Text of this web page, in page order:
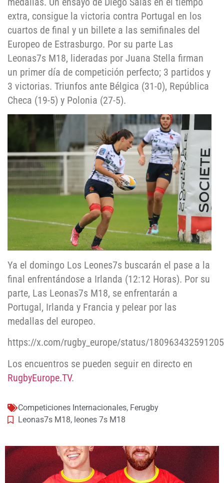
extra, consigue la victoria contra Portugal en los
cuartos de final y un billete a las semifinales del
Europeo de Estrasburgo. Por su parte Las
Leonas7s M18, lideradas por Juana Stella firman
un primer día de competición perfecto; 3 partidos y
3 victorias. Triunfos ante Bélgica (31-0), República
Checa (19-5) y Polonia (27-5).
Ya el domingo Los Leones7s buscarán el pase a la
final enfrentándose a Irlanda (12:12 Horas). Por su
parte, Las Leonas7s M18, se enfrentarán a
Portugal, Irlanda y Francia y pelear por las
medallas del europeo.
https://x.com/rugby_europe/status/
Los encuentros se pueden seguir en directo en
RugbyEurope.TV.
Competiciones Internacionales, Ferugby
Leonas7s M18, leones 7s M18